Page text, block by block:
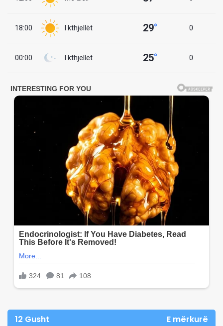
18:00 I kthjellët 29° 0
00:00 I kthjellët 25° 0
12 Gusht E mërkurë